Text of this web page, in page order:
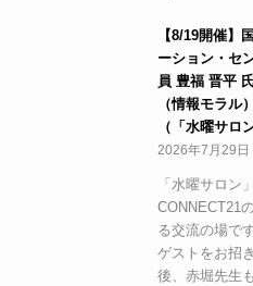
【8/19開催】
ーション・セ
員 豊福 晋平
（情報モラル
（「水曜サロ
2026年7月29日
「水曜サロン
CONNECT21
る交流の場で
ゲストをお招
後、赤堀先生